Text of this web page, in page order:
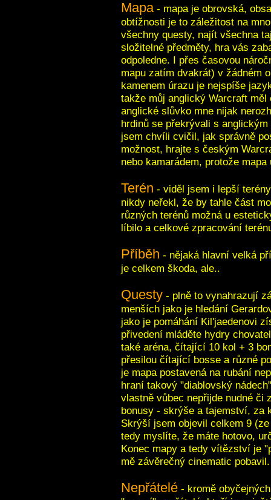
Mapa- mapa je obrovská,
obtížnosti je to záležitost na
všechny questy, najít všechna
složitelné předměty, hra vás
odpoledne. I přes časovou
mapu zatím dvakrát) v žádném
kamenem úrazu je nejspíše
takže můj anglický Warcraft
anglické slůvko mne nijak
hrdinů se překrývali s
jsem chvíli cvičil, jak správně
možnost, hrajte s českým
nebo kamarádem, protože
Terén - viděl jsem i lepší
nikdy neřekl, že by tahle část
různých terénů možná u
líbilo a celkové zpracování
Příběh - nějaká hlavní velká
je celkem škoda, ale..
Questy - plně to vynahrazují
menších jako je hledání
jako je pomáhání Kil'jaedenovi
přivedení mláděte hydry
také aréna, čítající 10 kol + 3
přesilou čítající bosse a různé
je mapa postavená na rubání
hraní takový "diablovský
vlastně vůbec nepřijde nudné či
bonusy - skrýše a tajemství, za
Skrýší jsem objevil celkem 9
tedy myslíte, že máte hotovo,
Konec mapy a tedy vítězství je
mě závěrečný cinematic pobavil.
Nepřátelé - kromě